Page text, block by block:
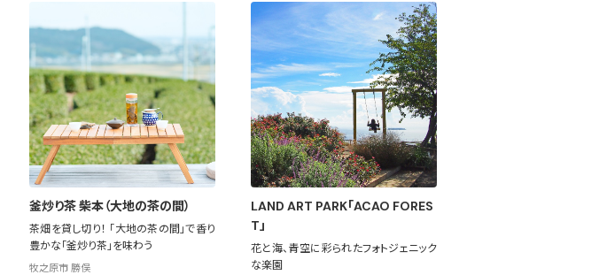
釜炒り茶 柴本（大地の茶の間）
茶畑を貸し切り！ 「大地の茶の間」で香り
豊かな「釜炒り茶」を味わう
牧之原市 勝俣
LAND ART PARK「ACAO FORES
T」
花と海、青空に彩られたフォトジェニック
な楽園